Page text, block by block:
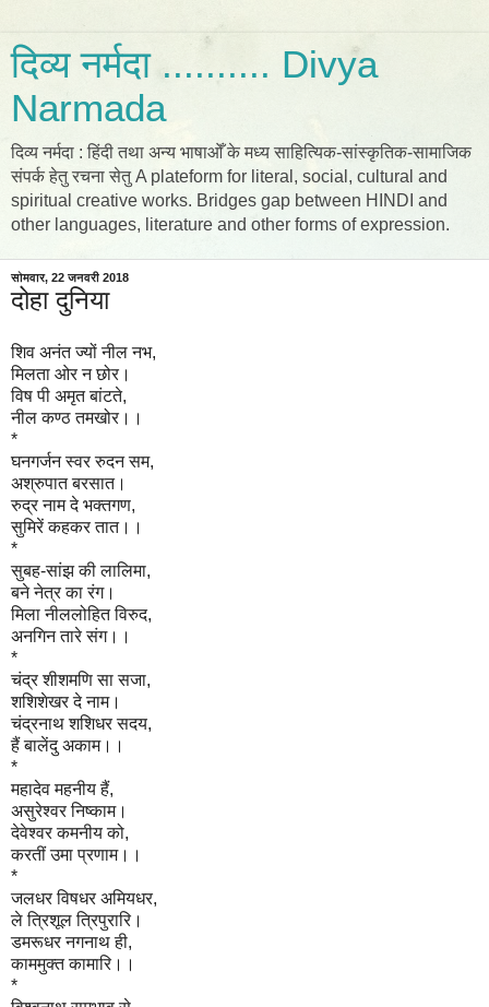
दिव्य नर्मदा .......... Divya
Narmada
दिव्य नर्मदा : हिंदी तथा अन्य भाषाओँ के मध्य साहित्यिक-सांस्कृतिक-सामाजिक
संपर्क हेतु रचना सेतु A plateform for literal, social, cultural and
spiritual creative works. Bridges gap between HINDI and
other languages, literature and other forms of expression.
सोमवार, 22 जनवरी 2018
दोहा दुनिया
शिव अनंत ज्यों नील नभ,
मिलता ओर न छोर।
विष पी अमृत बांटते,
नील कण्ठ तमखोर।।
*
घनगर्जन स्वर रुदन सम,
अश्रुपात बरसात।
रुद्र नाम दे भक्तगण,
सुमिरें कहकर तात।।
*
सुबह-सांझ की लालिमा,
बने नेत्र का रंग।
मिला नीललोहित विरुद,
अनगिन तारे संग।।
*
चंद्र शीशमणि सा सजा,
शशिशेखर दे नाम।
चंद्रनाथ शशिधर सदय,
हैं बालेंदु अकाम।।
*
महादेव महनीय हैं,
असुरेश्वर निष्काम।
देवेश्वर कमनीय को,
करतीं उमा प्रणाम।।
*
जलधर विषधर अमियधर,
ले त्रिशूल त्रिपुरारि।
डमरूधर नगनाथ ही,
काममुक्त कामारि।।
*